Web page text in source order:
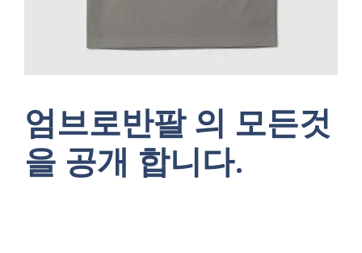
엄브로반팔 의 모든것
을 공개 합니다.